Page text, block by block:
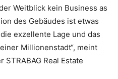
Weitblick kein Business as
des Gebäudes ist etwas
exzellente Lage und das
Millionenstadt“, meint
Real Estate